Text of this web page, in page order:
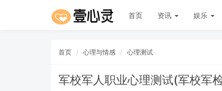
首页 资讯 娱乐
首页 心理与情感 心理测试
军校军人职业心理测试(军校军